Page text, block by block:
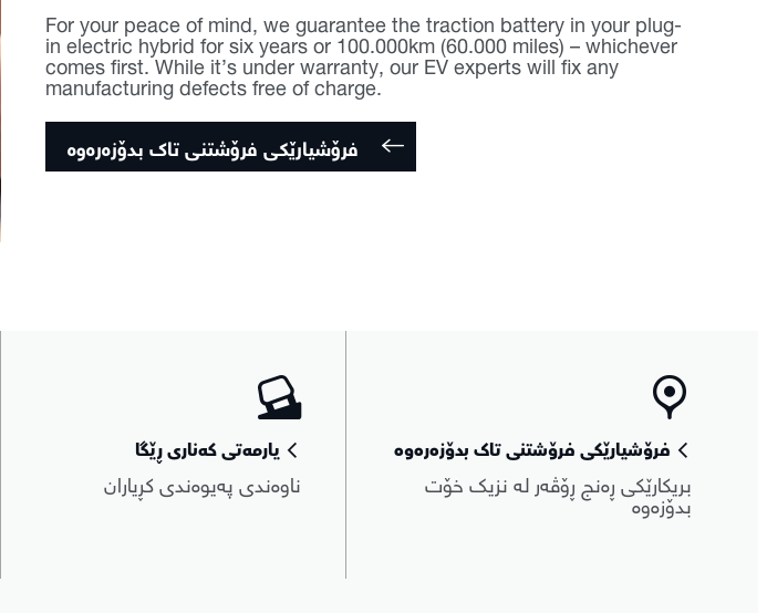
For your peace of mind, we guarantee the traction battery in your plug-
in electric hybrid for six years or 100.000km (60.000 miles) – whichever
comes first. While it’s under warranty, our EV experts will fix any
manufacturing defects free of charge.
فرۆشیارێکی فرۆشتنی تاک بدۆزەرەوە
فرۆشیارێکی فرۆشتنی تاک بدۆزەرەوە
بریکارێکی ڕەنج ڕۆڤەر لە نزیک خۆت
بدۆزەوە
یارمەتی کەناری ڕێگا
ناوەندی پەیوەندی کڕیاران